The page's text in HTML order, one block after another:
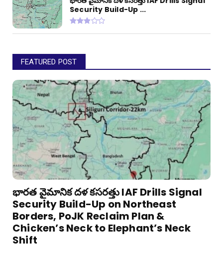
Security Build-Up ...
FEATURED POST
భారత వైమానిక దళ కసరత్తు IAF Drills Signal
Security Build-Up on Northeast
Borders, PoJK Reclaim Plan &
Chicken’s Neck to Elephant’s Neck
Shift